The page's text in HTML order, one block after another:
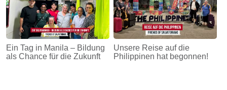
Ein Tag in Manila – Bildung
als Chance für die Zukunft
Unsere Reise auf die
Philippinen hat begonnen!